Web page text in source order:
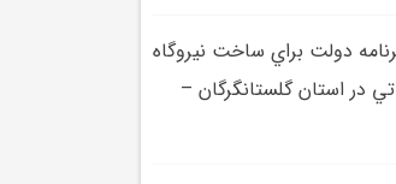
دولت براي ساخت نيروگاه
1000 مگاواتي در استان گلستانگرگان –